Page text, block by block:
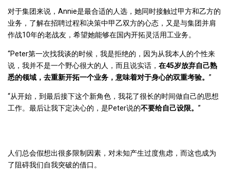
对于集团来说，Annie是最合适的人选，她同时接触过甲方和乙方的
业务，了解在招聘过程和决策中甲乙双方的心态，又是与集团并肩
作战10年的老战友，希望她能够在国内开拓灵活用工业务。
“Peter第一次找我谈的时候，我是拒绝的，因为从我本人的个性来
说，我并不是一个野心很大的人，而且说实话， 在45岁放弃自己熟
悉的领域，去重新开拓一个业务，意味着对于身心的双重考验。 ”
“从开始，到最后接下这个新角色，我花了很长的时间做自己的思想
工作。最后让我下定决心的，是Peter说的不要给自己设限。 ”
人们总会假想出很多限制因素，对未知产生过度焦虑，而这也成为
了阻碍我们自我突破的借口。